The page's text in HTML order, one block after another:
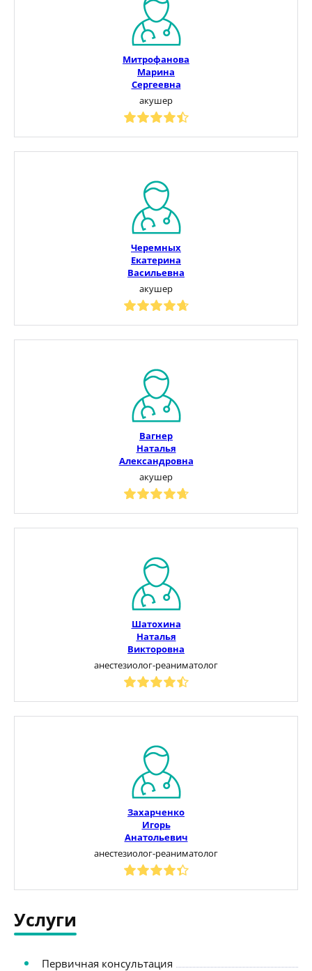
Митрофанова
Марина
Сергеевна
акушер
Черемных
Екатерина
Васильевна
акушер
Вагнер
Наталья
Александровна
акушер
Шатохина
Наталья
Викторовна
анестезиолог-реаниматолог
Захарченко
Игорь
Анатольевич
анестезиолог-реаниматолог
Услуги
Первичная консультация